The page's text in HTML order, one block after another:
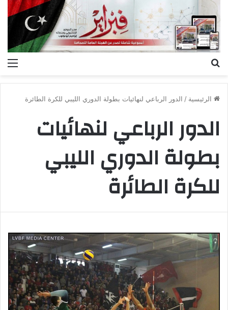
الرئيسية / الدور الرباعي لنهائيات بطولة الدوري الليبي للكرة الطائرة
الدور الرباعي لنهائيات
بطولة الدوري الليبي
للكرة الطائرة